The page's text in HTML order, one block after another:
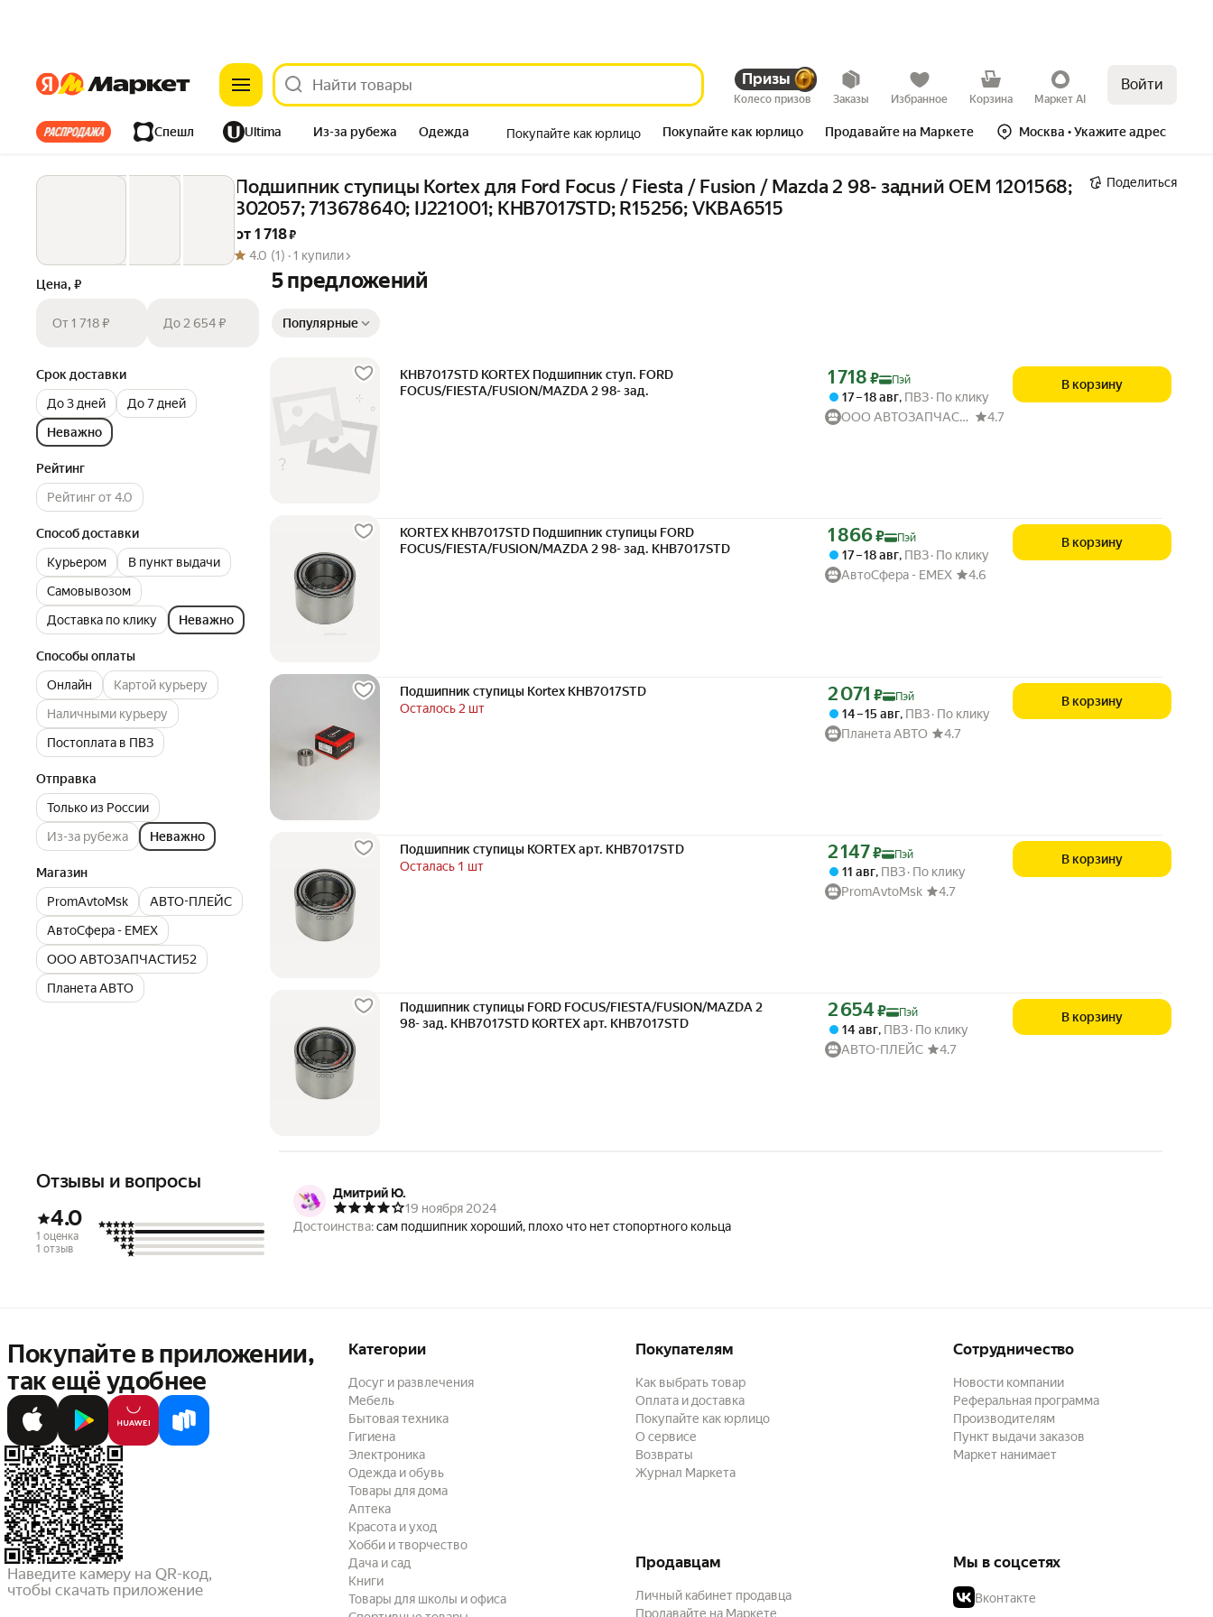
ЯндексЯндекс Призы
Колесо призов Заказы Избранное Корзина Маркет AI
Войти
Все хиты Спешл Ultima Из-за рубежа Одежда
Дом Ремонт Детям Красота
Покупайте как юрлицо Покупайте как юрлицо Продавайте на Маркете Москва • Укажите адрес
Подшипник ступицы Kortex для Ford Focus / Fiesta / Fusion / Mazda 2 98- задний OEM 1201568;
302057; 713678640; IJ221001; KHB7017STD; R15256; VKBA6515
от 1 718 ₽
4.0 (1) ·1 купили
Поделиться
Цена, ₽
От 1 718 ₽ До 2 654 ₽
Срок доставки
До 3 дней
До 7 дней
Неважно
Рейтинг
Рейтинг от 4.0
Способ доставки
Курьером
В пункт выдачи
Самовывозом
Доставка по клику
Неважно
Способы оплаты
Онлайн
Картой курьеру
Наличными курьеру
Постоплата в ПВЗ
Отправка
Только из России
Из-за рубежа
Неважно
Магазин
PromAvtoMsk
АВТО-ПЛЕЙС
АвтоСфера - ЕМЕХ
ООО АВТОЗАПЧАСТИ52
Планета АВТО
5 предложений
Популярные
KHB7017STD KORTEX Подшипник ступ. FORD
FOCUS/FIESTA/FUSION/MAZDA 2 98- зад.
Цена с картой Яндекс Пэй 1718 ₽ вместо
1 718 ₽ Пэй
17 – 18 авг, ПВЗ По клику
ООО АВТОЗАПЧАСТИ52
4.7
В корзину
KORTEX KHB7017STD Подшипник ступицы FORD
FOCUS/FIESTA/FUSION/MAZDA 2 98- зад. KHB7017STD
Цена с картой Яндекс Пэй 1866 ₽ вместо
1 866₽ Пэй
17 – 18 авг, ПВЗ По клику
АвтоСфера - ЕМЕХ
4.6
В корзину
Подшипник ступицы Kortex KHB7017STD
Осталось 2 шт
Цена с картой Яндекс Пэй 2071 ₽ вместо
2 071 ₽ Пэй
14 – 15 авг, ПВЗ По клику
Планета АВТО
4.7
В корзину
Подшипник ступицы KORTEX арт. KHB7017STD
Осталась 1 шт
Цена с картой Яндекс Пэй 2147 ₽ вместо
2 147₽ Пэй
11 авг, ПВЗ По клику
PromAvtoMsk
4.7
В корзину
Подшипник ступицы FORD FOCUS/FIESTA/FUSION/MAZDA 2
98- зад. KHB7017STD KORTEX арт. KHB7017STD
Цена с картой Яндекс Пэй 2654 ₽ вместо
2 654 ₽ Пэй
14 авг, ПВЗ По клику
АВТО-ПЛЕЙС
4.7
В корзину
Отзывы и вопросы
4.0
1 оценка
1 отзыв
Дмитрий Ю.
19 ноября 2024
Достоинства:сам подшипник хороший, плохо что нет стопортного кольца
Покупайте в приложении,
так ещё удобнее
Наведите камеру на QR-код,
чтобы скачать приложение
Категории
Досуг и развлечения
Мебель
Бытовая техника
Гигиена
Электроника
Одежда и обувь
Товары для дома
Аптека
Красота и уход
Хобби и творчество
Дача и сад
Книги
Товары для школы и офиса
Покупателям
Как выбрать товар
Оплата и доставка
Покупайте как юрлицо
О сервисе
Возвраты
Журнал Маркета
Сотрудничество
Новости компании
Реферальная программа
Производителям
Пункт выдачи заказов
Маркет нанимает
Продавцам
Личный кабинет продавца
Продавайте на Маркете
Мы в соцсетях
Вконтакте